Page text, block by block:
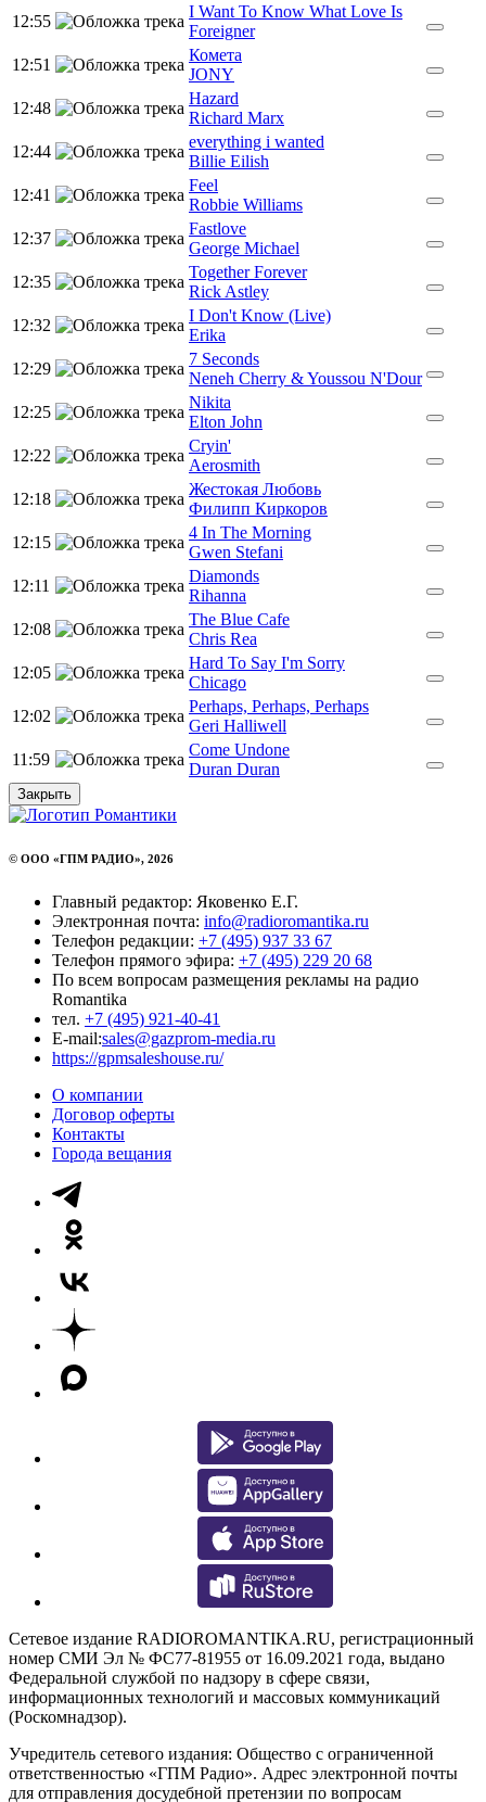
12:55
I Want To Know What Love Is
Foreigner
12:51
Комета
JONY
12:48
Hazard
Richard Marx
12:44
everything i wanted
Billie Eilish
12:41
Feel
Robbie Williams
12:37
Fastlove
George Michael
12:35
Together Forever
Rick Astley
12:32
I Don't Know (Live)
Erika
12:29
7 Seconds
Neneh Cherry & Youssou N'Dour
12:25
Nikita
Elton John
12:22
Cryin'
Aerosmith
12:18
Жестокая Любовь
Филипп Киркоров
12:15
4 In The Morning
Gwen Stefani
12:11
Diamonds
Rihanna
12:08
The Blue Cafe
Chris Rea
12:05
Hard To Say I'm Sorry
Chicago
12:02
Perhaps, Perhaps, Perhaps
Geri Halliwell
11:59
Come Undone
Duran Duran
Закрыть
© ООО «ГПМ РАДИО», 2026
Главный редактор: Яковенко Е.Г.
Электронная почта: info@radioromantika.ru
Телефон редакции: +7 (495) 937 33 67
Телефон прямого эфира: +7 (495) 229 20 68
По всем вопросам размещения рекламы на радио
Romantika
тел. +7 (495) 921-40-41
E-mail:sales@gazprom-media.ru
https://gpmsaleshouse.ru/
О компании
Договор оферты
Контакты
Города вещания
Сетевое издание RADIOROMANTIKA.RU, регистрационный
номер СМИ Эл № ФС77-81955 от 16.09.2021 года, выдано
Федеральной службой по надзору в сфере связи,
информационных технологий и массовых коммуникаций
(Роскомнадзор).
Учредитель сетевого издания: Общество с ограниченной
ответственностью «ГПМ Радио». Адрес электронной почты
для отправления досудебной претензии по вопросам